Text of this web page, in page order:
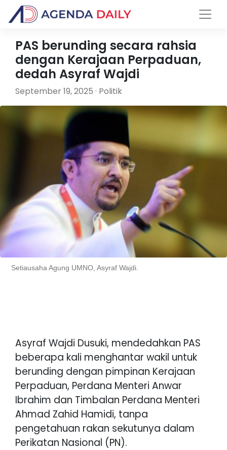
PAS berunding secara rahsia
dengan Kerajaan Perpaduan,
dedah Asyraf Wajdi
September 19, 2025 · Politik
Setiausaha Agung UMNO, Asyraf Wajdi.
Asyraf Wajdi Dusuki, mendedahkan PAS
beberapa kali menghantar wakil untuk
berunding dengan pimpinan Kerajaan
Perpaduan, Perdana Menteri Anwar
Ibrahim dan Timbalan Perdana Menteri
Ahmad Zahid Hamidi, tanpa
pengetahuan rakan sekutunya dalam
Perikatan Nasional (PN).